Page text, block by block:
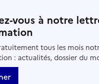
vous à notre
tous les mois
: actualités, dossier du